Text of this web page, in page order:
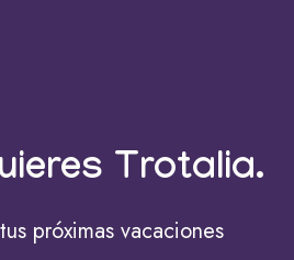
Trotalia.
próximas vacaciones